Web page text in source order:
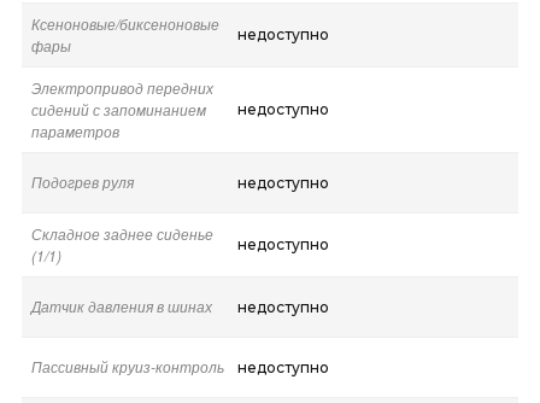
Ксеноновые/биксеноновые
фары
недоступно
Электропривод передних
сидений с запоминанием
параметров
недоступно
Подогрев руля недоступно
Складное заднее сиденье
(1/1)
недоступно
Датчик давления в шинах недоступно
Пассивный круиз-контроль недоступно